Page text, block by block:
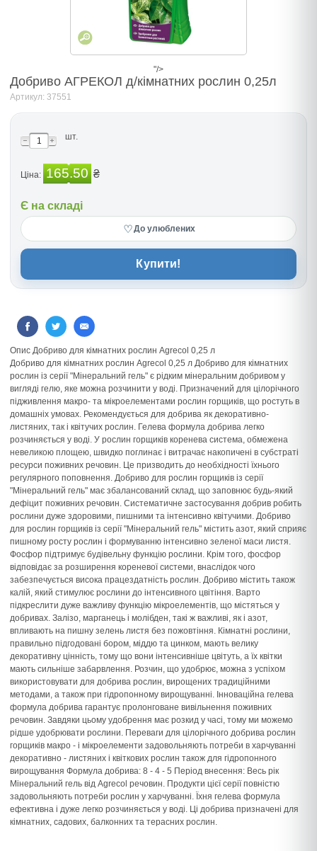
"/>
Добриво АГРЕКОЛ д/кімнатних рослин 0,25л
Артикул: 37551
шт.
Ціна: 165.50 ₴
Є на складі
♡До улюблених
Купити!
Опис Добриво для кімнатних рослин Agrecol 0,25 л
Добриво для кімнатних рослин Agrecol 0,25 л Добриво для кімнатних
рослин із серії "Мінеральний гель" є рідким мінеральним добривом у
вигляді гелю, яке можна розчинити у воді. Призначений для цілорічного
підживлення макро- та мікроелементами рослин горщиків, що ростуть в
домашніх умовах. Рекомендується для добрива як декоративно-
листяних, так і квітучих рослин. Гелева формула добрива легко
розчиняється у воді. У рослин горщиків коренева система, обмежена
невеликою площею, швидко поглинає і витрачає накопичені в субстраті
ресурси поживних речовин. Це призводить до необхідності їхнього
регулярного поповнення. Добриво для рослин горщиків із серії
"Мінеральний гель" має збалансований склад, що заповнює будь-який
дефіцит поживних речовин. Систематичне застосування добрив робить
рослини дуже здоровими, пишними та інтенсивно квітучими. Добриво
для рослин горщиків із серії "Мінеральний гель" містить азот, який сприяє
пишному росту рослин і формуванню інтенсивно зеленої маси листя.
Фосфор підтримує будівельну функцію рослини. Крім того, фосфор
відповідає за розширення кореневої системи, внаслідок чого
забезпечується висока працездатність рослин. Добриво містить також
калій, який стимулює рослини до інтенсивного цвітіння. Варто
підкреслити дуже важливу функцію мікроелементів, що містяться у
добривах. Залізо, марганець і молібден, такі ж важливі, як і азот,
впливають на пишну зелень листя без пожовтіння. Кімнатні рослини,
правильно підгодовані бором, міддю та цинком, мають велику
декоративну цінність, тому що вони інтенсивніше цвітуть, а їх квітки
мають сильніше забарвлення. Розчин, що удобрює, можна з успіхом
використовувати для добрива рослин, вирощених традиційними
методами, а також при гідропонному вирощуванні. Інноваційна гелева
формула добрива гарантує пролонговане вивільнення поживних
речовин. Завдяки цьому удобрення має розкид у часі, тому ми можемо
рідше удобрювати рослини. Переваги для цілорічного добрива рослин
горщиків макро - і мікроелементи задовольняють потреби в харчуванні
декоративно - листяних і квіткових рослин також для гідропонного
вирощування Формула добрива: 8 - 4 - 5 Період внесення: Весь рік
Мінеральний гель від Agrecol речовин. Продукти цієї серії повністю
задовольняють потреби рослин у харчуванні. Їхня гелева формула
ефективна і дуже легко розчиняється у воді. Ці добрива призначені для
кімнатних, садових, балконних та терасних рослин.